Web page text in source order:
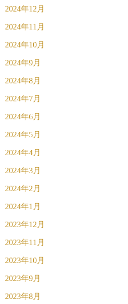
2024年12月
2024年11月
2024年10月
2024年9月
2024年8月
2024年7月
2024年6月
2024年5月
2024年4月
2024年3月
2024年2月
2024年1月
2023年12月
2023年11月
2023年10月
2023年9月
2023年8月